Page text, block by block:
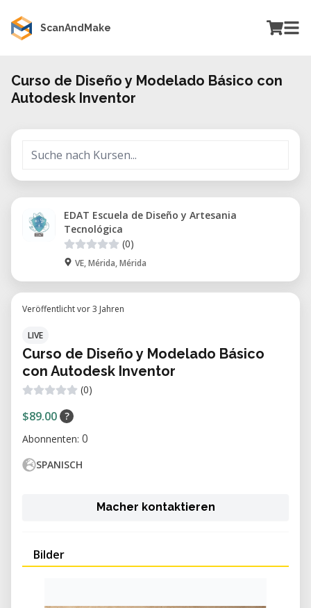
ScanAndMake
Curso de Diseño y Modelado Básico con
Autodesk Inventor
EDAT Escuela de Diseño y Artesania
Tecnológica
(0)
VE, Mérida, Mérida
Veröffentlicht vor 3 Jahren
LIVE
Curso de Diseño y Modelado Básico
con Autodesk Inventor
(0)
$89.00 ?
Abonnenten: 0
SPANISCH
Macher kontaktieren
Bilder